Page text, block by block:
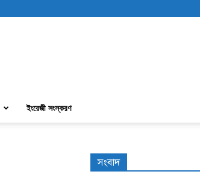
ইংরেজী সংস্করণ
সংবাদ